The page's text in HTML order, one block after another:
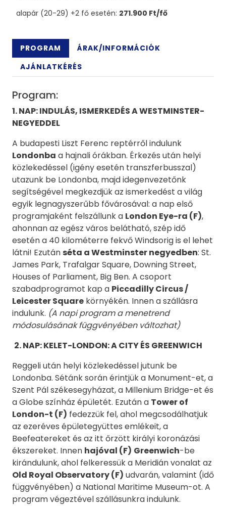
alapár (20-29) +2 fő esetén: 271.900 Ft/fő
PROGRAM
ÁRAK/INFORMÁCIÓK
AJÁNLATKÉRÉS
Program:
1. NAP: INDULÁS, ISMERKEDÉS A WESTMINSTER-
NEGYEDDEL
A budapesti Liszt Ferenc reptérről indulunk
Londonba a hajnali órákban. Érkezés után helyi
közlekedéssel (igény esetén transzferbusszal)
utazunk be Londonba, majd idegenvezetőnk
segítségével megkezdjük az ismerkedést a világ
egyik legnagyszerűbb fővárosával: a nap első
programjaként felszállunk a London Eye-ra (F),
ahonnan az egész város belátható, szép idő
esetén a 40 kilométerre fekvő Windsorig is el lehet
látni! Ezután séta a Westminster negyedben: St.
James Park, Trafalgar Square, Downing Street,
Houses of Parliament, Big Ben. A csoport
szabadprogramot kap a Piccadilly Circus /
Leicester Square környékén. Innen a szállásra
indulunk. (A napi program a menetrend
módosulásának függvényében változhat)
2. NAP: KELET-LONDON: A CITY ÉS GREENWICH
Reggeli után helyi közlekedéssel jutunk be
Londonba. Sétánk során érintjük a Monument-et, a
Szent Pál székesegyházat, a Millenium Bridge-et és
a Globe színház épületét. Ezután a Tower of
London-t (F) fedezzük fel, ahol megcsodálhatjuk
az ezeréves épületegyüttes emlékeit, a
Beefeatereket és az itt őrzött királyi koronázási
ékszereket. Innen hajóval (F) Greenwich-be
kirándulunk, ahol felkeressük a Meridián vonalat az
Old Royal Observatory (F) udvarán, valamint (idő
függvényében) a National Maritime Museum-ot. A
program végeztével szállásunkra indulunk.